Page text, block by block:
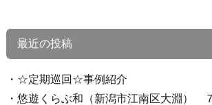
最近の投稿
☆定期巡回☆事例紹介
悠遊くらぶ和（新潟市江南区大淵）